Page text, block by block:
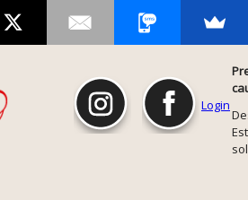
Login